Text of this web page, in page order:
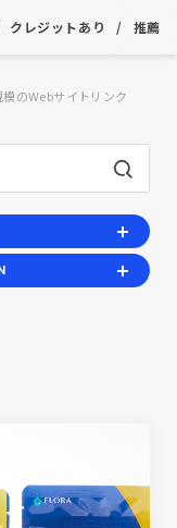
クレジットあり 推薦
のWebサイトリンク